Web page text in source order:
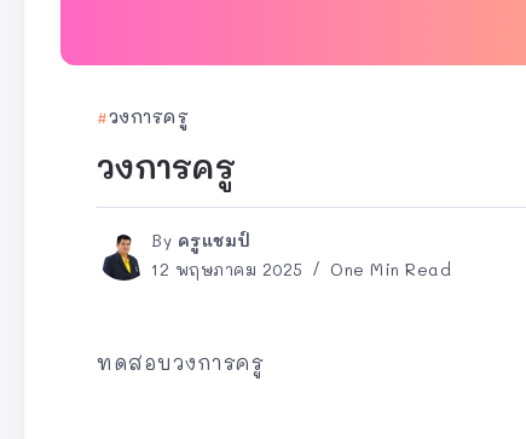
วงการครู
วงการครู
By ครูแชมป์
12 พฤษภาคม 2025
One Min Read
ทดสอบวงการครู